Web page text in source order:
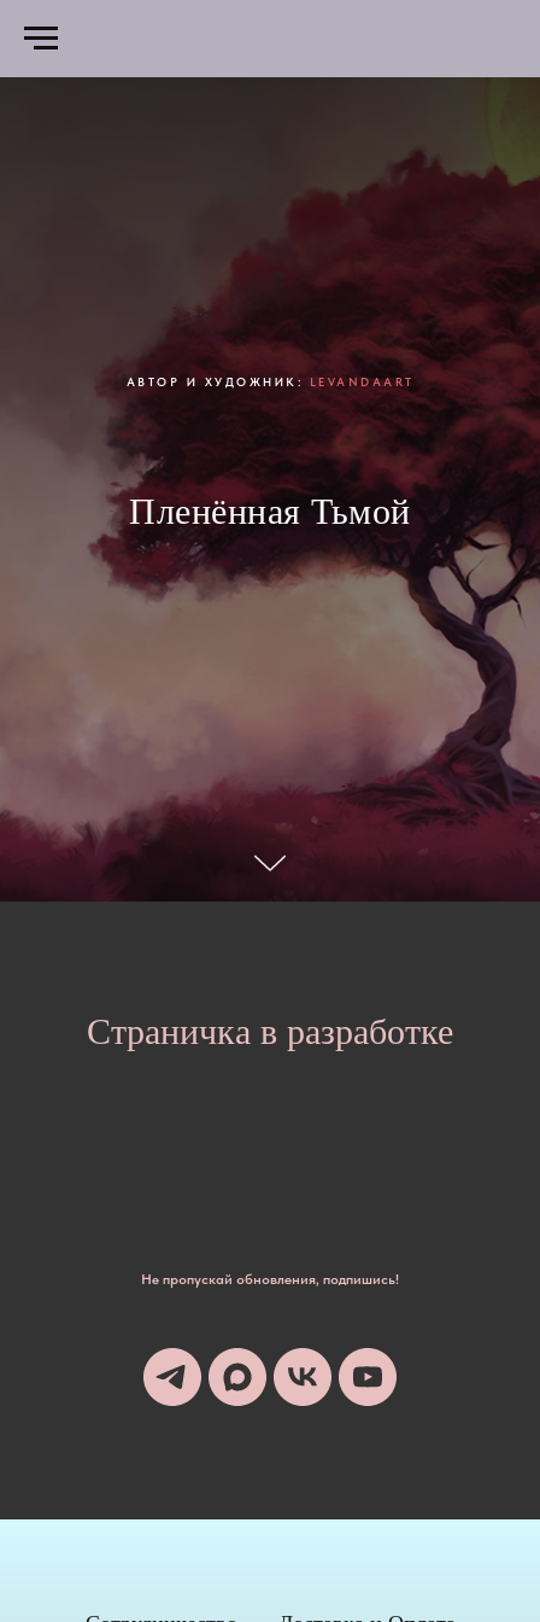
АВТОР И ХУДОЖНИК: LEVANDAART
Пленённая Тьмой
Страничка в разработке
Не пропускай обновления, подпишись!